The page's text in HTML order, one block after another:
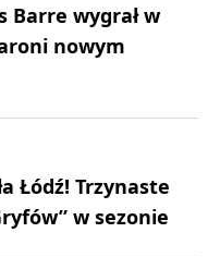
Barre wygrał w
nowym
Łódź! Trzynaste
w sezonie